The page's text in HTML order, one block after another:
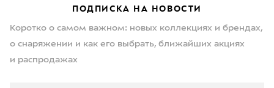
ПОДПИСКА НА НОВОСТИ
Коротко о самом важном: новых коллекциях и брендах,
о снаряжении и как его выбрать, ближайших акциях
и распродажах